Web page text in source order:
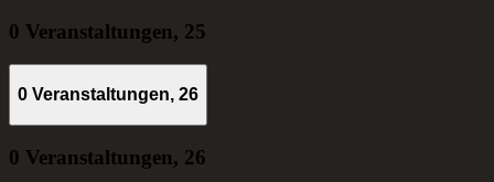
0 Veranstaltungen, 25
0 Veranstaltungen, 26
0 Veranstaltungen, 26